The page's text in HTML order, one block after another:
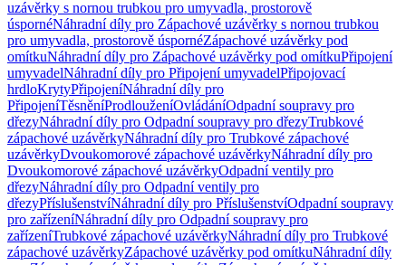
uzávěrky s nornou trubkou pro umyvadla, prostorově
úspornéNáhradní díly pro Zápachové uzávěrky s nornou trubkou
pro umyvadla, prostorově úspornéZápachové uzávěrky pod
omítkuNáhradní díly pro Zápachové uzávěrky pod omítkuPřipojení
umyvadelNáhradní díly pro Připojení umyvadelPřipojovací
hrdloKrytyPřipojeníNáhradní díly pro
PřipojeníTěsněníProdlouženíOvládáníOdpadní soupravy pro
dřezyNáhradní díly pro Odpadní soupravy pro dřezyTrubkové
zápachové uzávěrkyNáhradní díly pro Trubkové zápachové
uzávěrkyDvoukomorové zápachové uzávěrkyNáhradní díly pro
Dvoukomorové zápachové uzávěrkyOdpadní ventily pro
dřezyNáhradní díly pro Odpadní ventily pro
dřezyPříslušenstvíNáhradní díly pro PříslušenstvíOdpadní soupravy
pro zařízeníNáhradní díly pro Odpadní soupravy pro
zařízeníTrubkové zápachové uzávěrkyNáhradní díly pro Trubkové
zápachové uzávěrkyZápachové uzávěrky pod omítkuNáhradní díly